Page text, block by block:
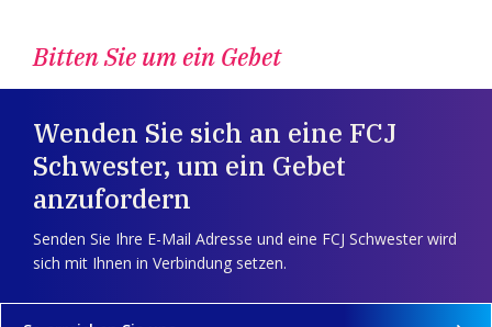
Bitten Sie um ein Gebet
Wenden Sie sich an eine FCJ
Schwester, um ein Gebet
anzufordern
Senden Sie Ihre E-Mail Adresse und eine FCJ Schwester wird
sich mit Ihnen in Verbindung setzen.